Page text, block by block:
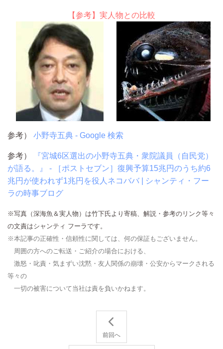
【参考】実人物との比較
参考） 小野寺五典 - Google 検索
参考）
『宮城6区選出の小野寺五典・衆院議員（自民党）
が語る。』 - ［ポストセブン］復興予算15兆円のうち約6
兆円が使われず1兆円を役人ネコババ | シャンティ・フー
ラの時事ブログ
※写真（深海魚＆実人物）は竹下氏より寄稿、解説・参考のリンク等々
の文責はシャンティ フーラです。
※本記事の正確性・信頼性に関しては、何の保証もございません。
周囲の方へのご転送・ご紹介の場合における、
激怒・叱責・気まずい沈黙・友人関係の崩壊・公安からマークされる
等々の
一切の被害について当社は責を負いかねます。
前回へ